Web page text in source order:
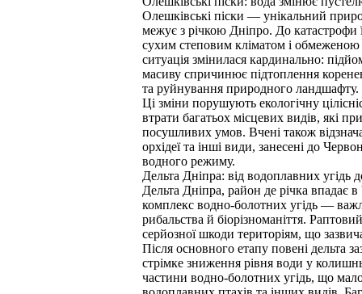
Олешківські піски — унікальний
межує з річкою Дніпро. До катастрофи
сухим степовим кліматом і
ситуація змінилася кардинально:
масиву спричинює підтоплення
та руйнування природного ландшафту.
Ці зміни порушують екологічну
втрати багатьох місцевих видів, які
посушливих умов. Вчені також
орхідеї та інші види, занесені до
водного режиму.
Дельта Дніпра: від водоплавних угідь
Дельта Дніпра, район де річка впадає
комплекс водно-болотних угідь —
рибальства й біорізноманіття.
серйозної шкоди територіям, що
Після основного етапу повені дельта
стрімке зниження рівня води у
частини водно-болотних угідь, що